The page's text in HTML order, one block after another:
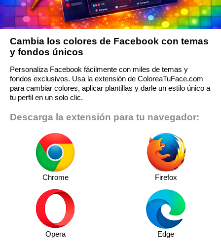
Cambia los colores de Facebook con temas
y fondos únicos
Personaliza Facebook fácilmente con miles de temas y
fondos exclusivos. Usa la extensión de ColoreaTuFace.com
para cambiar colores, aplicar plantillas y darle un estilo único a
tu perfil en un solo clic.
Descarga la extensión para tu navegador:
Chrome Firefox
Opera Edge